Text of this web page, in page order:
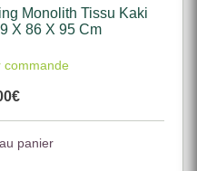
Monolith Tissu Kaki
X 86 X 95 Cm
commande
€
panier